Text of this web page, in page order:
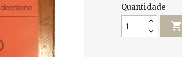
Quantidade
